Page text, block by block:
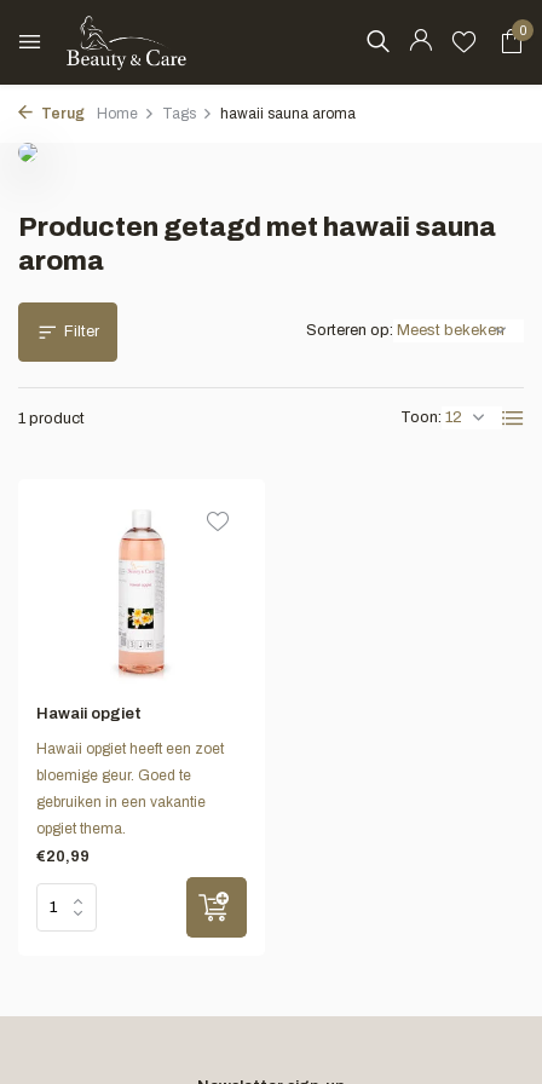
0
Terug Home Tags hawaii sauna aroma
Producten getagd met hawaii sauna
aroma
Filter
1 product Toon:
Sorteren op:
Hawaii opgiet
Hawaii opgiet heeft een zoet
bloemige geur. Goed te
gebruiken in een vakantie
opgiet thema.
€20,99